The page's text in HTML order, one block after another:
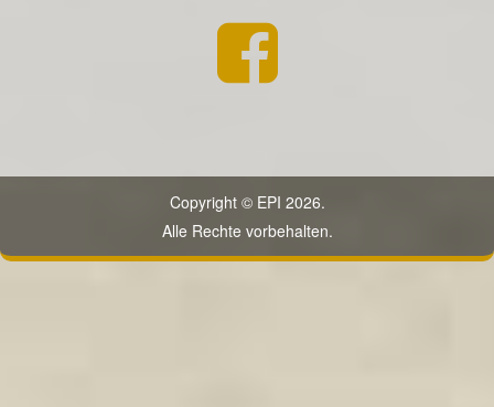
Copyright © EPI 2026.
Alle Rechte vorbehalten.